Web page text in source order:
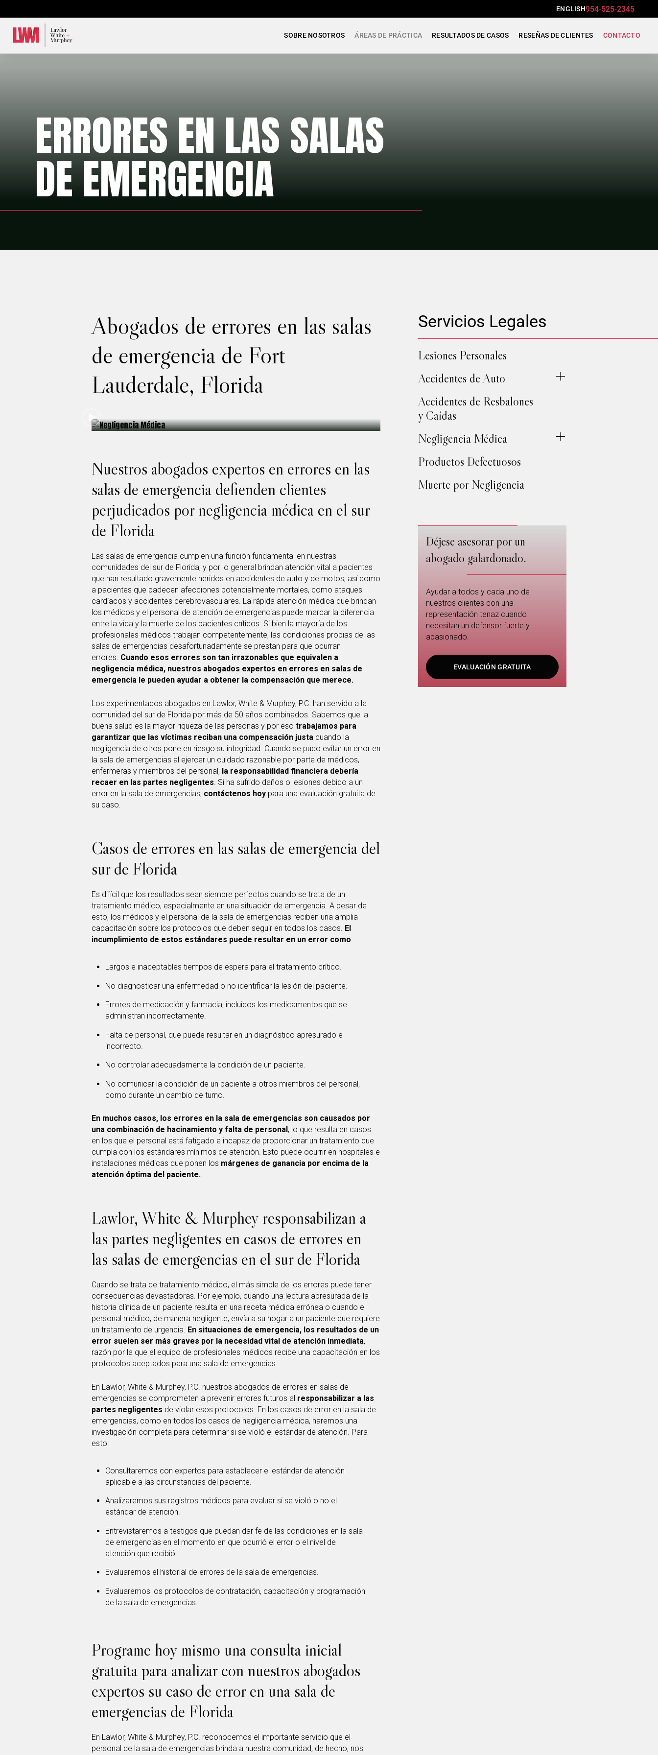
ENGLISH954-525-2345
SOBRE NOSOTROS ÁREAS DE PRÁCTICA RESULTADOS DE CASOS RESEÑAS DE CLIENTES CONTACTO
ERRORES EN LAS SALAS
DE EMERGENCIA
Abogados de errores en las salas
de emergencia de Fort
Lauderdale, Florida
Nuestros abogados expertos en errores en las
salas de emergencia defienden clientes
perjudicados por negligencia médica en el sur
de Florida
Las salas de emergencia cumplen una función fundamental en nuestras
comunidades del sur de Florida, y por lo general brindan atención vital a pacientes
que han resultado gravemente heridos en accidentes de auto y de motos, así como
a pacientes que padecen afecciones potencialmente mortales, como ataques
cardíacos y accidentes cerebrovasculares. La rápida atención médica que brindan
los médicos y el personal de atención de emergencias puede marcar la diferencia
entre la vida y la muerte de los pacientes críticos. Si bien la mayoría de los
profesionales médicos trabajan competentemente, las condiciones propias de las
salas de emergencias desafortunadamente se prestan para que ocurran
errores. Cuando esos errores son tan irrazonables que equivalen a
negligencia médica, nuestros abogados expertos en errores en salas de
emergencia le pueden ayudar a obtener la compensación que merece.
Los experimentados abogados en Lawlor, White & Murphey, P.C. han servido a la
comunidad del sur de Florida por más de 50 años combinados. Sabemos que la
buena salud es la mayor riqueza de las personas y por eso trabajamos para
garantizar que las víctimas reciban una compensación justa cuando la
negligencia de otros pone en riesgo su integridad. Cuando se pudo evitar un error en
la sala de emergencias al ejercer un cuidado razonable por parte de médicos,
enfermeras y miembros del personal, la responsabilidad financiera debería
recaer en las partes negligentes. Si ha sufrido daños o lesiones debido a un
error en la sala de emergencias, contáctenos hoy para una evaluación gratuita de
su caso.
Casos de errores en las salas de emergencia del
sur de Florida
Es difícil que los resultados sean siempre perfectos cuando se trata de un
tratamiento médico, especialmente en una situación de emergencia. A pesar de
esto, los médicos y el personal de la sala de emergencias reciben una amplia
capacitación sobre los protocolos que deben seguir en todos los casos. El
incumplimiento de estos estándares puede resultar en un error como:
Largos e inaceptables tiempos de espera para el tratamiento crítico.
No diagnosticar una enfermedad o no identificar la lesión del paciente.
Errores de medicación y farmacia, incluidos los medicamentos que se
administran incorrectamente.
Falta de personal, que puede resultar en un diagnóstico apresurado e
incorrecto.
No controlar adecuadamente la condición de un paciente.
No comunicar la condición de un paciente a otros miembros del personal,
como durante un cambio de turno.
En muchos casos, los errores en la sala de emergencias son causados ​​por
una combinación de hacinamiento y falta de personal, lo que resulta en casos
en los que el personal está fatigado e incapaz de proporcionar un tratamiento que
cumpla con los estándares mínimos de atención. Esto puede ocurrir en hospitales e
instalaciones médicas que ponen los márgenes de ganancia por encima de la
atención óptima del paciente.
Lawlor, White & Murphey responsabilizan a
las partes negligentes en casos de errores en
las salas de emergencias en el sur de Florida
Cuando se trata de tratamiento médico, el más simple de los errores puede tener
consecuencias devastadoras. Por ejemplo, cuando una lectura apresurada de la
historia clínica de un paciente resulta en una receta médica errónea o cuando el
personal médico, de manera negligente, envía a su hogar a un paciente que requiere
un tratamiento de urgencia. En situaciones de emergencia, los resultados de un
error suelen ser más graves por la necesidad vital de atención inmediata,
razón por la que el equipo de profesionales médicos recibe una capacitación en los
protocolos aceptados para una sala de emergencias.
En Lawlor, White & Murphey, P.C. nuestros abogados de errores en salas de
emergencias se comprometen a prevenir errores futuros al responsabilizar a las
partes negligentes de violar esos protocolos. En los casos de error en la sala de
emergencias, como en todos los casos de negligencia médica, haremos una
investigación completa para determinar si se violó el estándar de atención. Para
esto:
Consultaremos con expertos para establecer el estándar de atención
aplicable a las circunstancias del paciente.
Analizaremos sus registros médicos para evaluar si se violó o no el
estándar de atención.
Entrevistaremos a testigos que puedan dar fe de las condiciones en la sala
de emergencias en el momento en que ocurrió el error o el nivel de
atención que recibió.
Evaluaremos el historial de errores de la sala de emergencias.
Evaluaremos los protocolos de contratación, capacitación y programación
de la sala de emergencias.
Programe hoy mismo una consulta inicial
gratuita para analizar con nuestros abogados
expertos su caso de error en una sala de
emergencias de Florida
En Lawlor, White & Murphey, P.C. reconocemos el importante servicio que el
personal de la sala de emergencias brinda a nuestra comunidad; de hecho, nos
Servicios Legales
Lesiones Personales
Accidentes de Auto
Accidentes de Resbalones
y Caídas
Negligencia Médica
Productos Defectuosos
Muerte por Negligencia
Déjese asesorar por un
abogado galardonado.
Ayudar a todos y cada uno de
nuestros clientes con una
representación tenaz cuando
necesitan un defensor fuerte y
apasionado.
EVALUACIÓN GRATUITA